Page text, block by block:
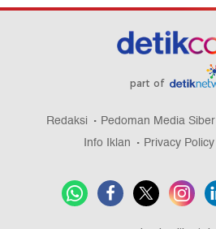
part of
Redaksi Pedoman Media Siber
Info Iklan
Privacy Policy